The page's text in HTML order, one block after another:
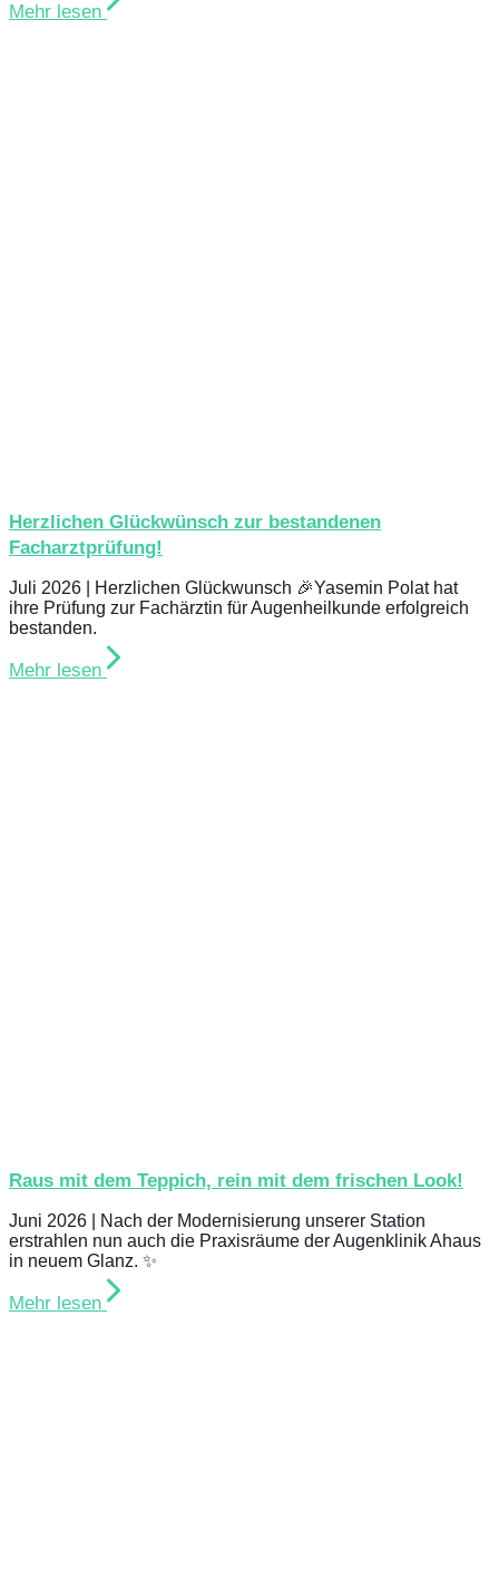
Mehr lesen
Herzlichen Glückwünsch zur bestandenen
Facharztprüfung!
Juli 2026 | Herzlichen Glückwunsch 🎉Yasemin Polat hat
ihre Prüfung zur Fachärztin für Augenheilkunde erfolgreich
bestanden.
Mehr lesen
Raus mit dem Teppich, rein mit dem frischen Look!
Juni 2026 | Nach der Modernisierung unserer Station
erstrahlen nun auch die Praxisräume der Augenklinik Ahaus
in neuem Glanz. ✨
Mehr lesen